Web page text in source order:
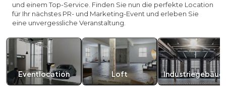
und einem Top-Service. Finden Sie nun die perfekte Location
für Ihr nächstes PR- und Marketing-Event und erleben Sie
eine unvergessliche Veranstaltung.
Eventlocation Loft